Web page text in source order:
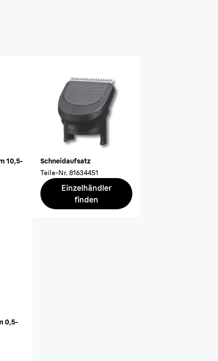
10,5-
Schneidaufsatz
Teile-Nr. 81634451
Einzelhändler
finden
0,5-